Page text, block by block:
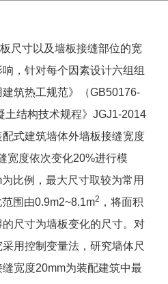
寸以及墙板接缝部位的宽
，针对每个因素设计六组组
筑热工规范》（GB50176-
土结构技术规程》JGJ1-2014
式建筑墙体外墙板接缝宽度
宽度依次变化20%进行模
比例，最大尺寸取较为常用
围由0.9m2~8.1m2 ，将面积
尺寸为墙板变化的尺寸。对
用控制变量法，研究墙体尺
宽度20mm为装配建筑中最